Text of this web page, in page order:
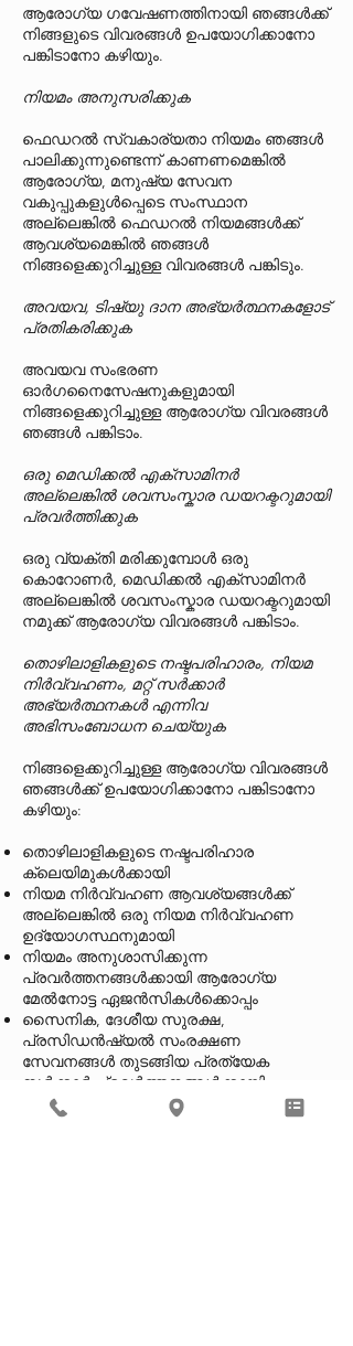
ആരോഗ്യ ഗവേഷണത്തിനായി ഞങ്ങൾക്ക്
നിങ്ങളുടെ വിവരങ്ങൾ ഉപയോഗിക്കാനോ
പങ്കിടാനോ കഴിയും.
നിയമം അനുസരിക്കുക
ഫെഡറൽ സ്വകാര്യതാ നിയമം ഞങ്ങൾ
പാലിക്കുന്നുണ്ടെന്ന് കാണണമെങ്കിൽ
ആരോഗ്യ, മനുഷ്യ സേവന
വകുപ്പുകളുൾപ്പെടെ സംസ്ഥാന
അല്ലെങ്കിൽ ഫെഡറൽ നിയമങ്ങൾക്ക്
ആവശ്യമെങ്കിൽ ഞങ്ങൾ
നിങ്ങളെക്കുറിച്ചുള്ള വിവരങ്ങൾ പങ്കിടും.
അവയവ, ടിഷ്യു ദാന അഭ്യർത്ഥനകളോട്
പ്രതികരിക്കുക
അവയവ സംഭരണ
ഓർഗനൈസേഷനുകളുമായി
നിങ്ങളെക്കുറിച്ചുള്ള ആരോഗ്യ വിവരങ്ങൾ
ഞങ്ങൾ പങ്കിടാം.
ഒരു മെഡിക്കൽ എക്സാമിനർ
അല്ലെങ്കിൽ ശവസംസ്കാര ഡയറക്ടറുമായി
പ്രവർത്തിക്കുക
ഒരു വ്യക്തി മരിക്കുമ്പോൾ ഒരു
കൊറോണർ, മെഡിക്കൽ എക്സാമിനർ
അല്ലെങ്കിൽ ശവസംസ്കാര ഡയറക്ടറുമായി
നമുക്ക് ആരോഗ്യ വിവരങ്ങൾ പങ്കിടാം.
തൊഴിലാളികളുടെ നഷ്ടപരിഹാരം, നിയമ
നിർവ്വഹണം, മറ്റ് സർക്കാർ
അഭ്യർത്ഥനകൾ എന്നിവ
അഭിസംബോധന ചെയ്യുക
നിങ്ങളെക്കുറിച്ചുള്ള ആരോഗ്യ വിവരങ്ങൾ
ഞങ്ങൾക്ക് ഉപയോഗിക്കാനോ പങ്കിടാനോ
കഴിയും:
തൊഴിലാളികളുടെ നഷ്ടപരിഹാര
ക്ലെയിമുകൾക്കായി
നിയമ നിർവ്വഹണ ആവശ്യങ്ങൾക്ക്
അല്ലെങ്കിൽ ഒരു നിയമ നിർവ്വഹണ
ഉദ്യോഗസ്ഥനുമായി
നിയമം അനുശാസിക്കുന്ന
പ്രവർത്തനങ്ങൾക്കായി ആരോഗ്യ
മേൽനോട്ട ഏജൻസികൾക്കൊപ്പം
സൈനിക, ദേശീയ സുരക്ഷ,
പ്രസിഡൻഷ്യൽ സംരക്ഷണ
സേവനങ്ങൾ തുടങ്ങിയ പ്രത്യേക
സർക്കാർ പ്രവർത്തനങ്ങൾക്കായി
നിയമനടപടികളോടും നിയമ